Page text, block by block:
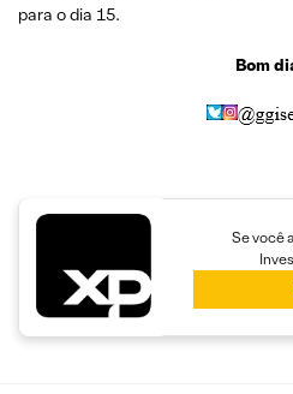
para o dia 15.
Bom
Se você